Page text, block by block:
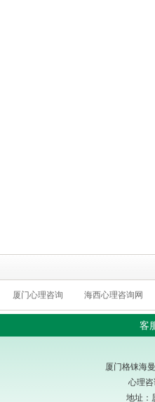
厦门心理咨询 海西心理咨询网
客
厦门格铼海曼
心理
地址：厦